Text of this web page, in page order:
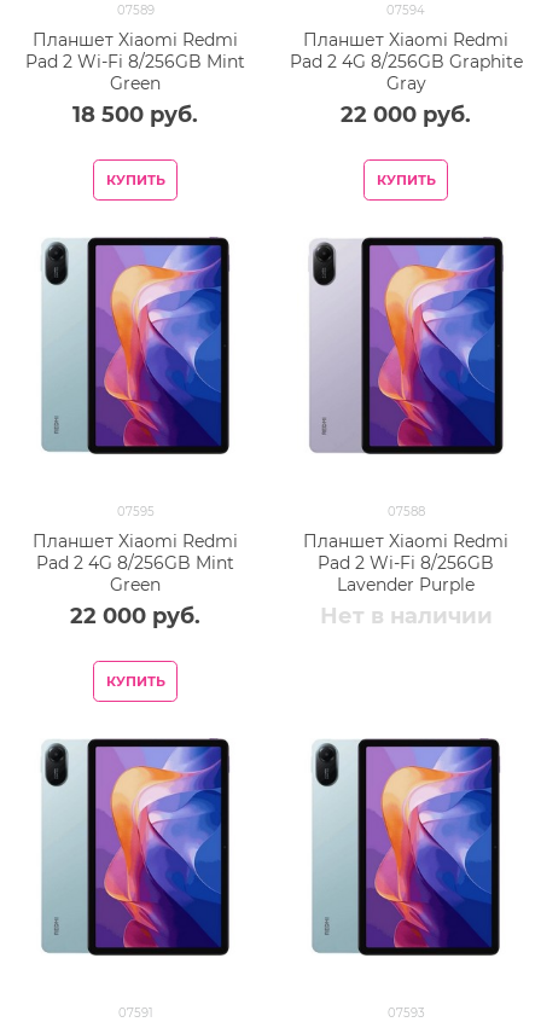
07589
Планшет Xiaomi Redmi
Pad 2 Wi-Fi 8/256GB Mint
Green
18 500 руб.
КУПИТЬ
07594
Планшет Xiaomi Redmi
Pad 2 4G 8/256GB Graphite
Gray
22 000 руб.
КУПИТЬ
07595
Планшет Xiaomi Redmi
Pad 2 4G 8/256GB Mint
Green
22 000 руб.
КУПИТЬ
07588
Планшет Xiaomi Redmi
Pad 2 Wi-Fi 8/256GB
Lavender Purple
Нет в наличии
07591 07593